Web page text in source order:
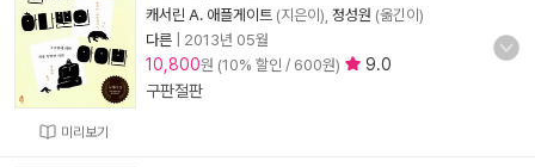
미리보기
캐서린 A. 애플게이트 (지은이), 정성원 (옮긴이)
다른
2013년 05월
10,800원 (10% 할인 / 600원)
9.0
구판절판